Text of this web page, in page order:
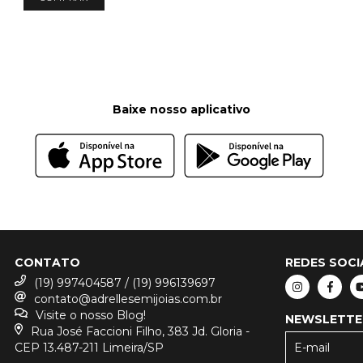
Baixe nosso aplicativo
CONTATO
(19) 997404587 / (19) 996139697
contato@adrellesemijoias.com.br
Visite o nosso Blog!
Rua José Faccioni Filho, 383 Jd. Gloria -
CEP 13.487-211 Limeira/SP
REDES